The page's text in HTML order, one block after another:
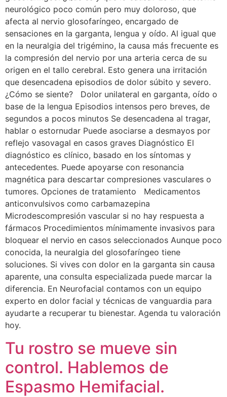
neurológico poco común pero muy doloroso, que
afecta al nervio glosofaríngeo, encargado de
sensaciones en la garganta, lengua y oído. Al igual que
en la neuralgia del trigémino, la causa más frecuente es
la compresión del nervio por una arteria cerca de su
origen en el tallo cerebral. Esto genera una irritación
que desencadena episodios de dolor súbito y severo.
¿Cómo se siente? Dolor unilateral en garganta, oído o
base de la lengua Episodios intensos pero breves, de
segundos a pocos minutos Se desencadena al tragar,
hablar o estornudar Puede asociarse a desmayos por
reflejo vasovagal en casos graves Diagnóstico El
diagnóstico es clínico, basado en los síntomas y
antecedentes. Puede apoyarse con resonancia
magnética para descartar compresiones vasculares o
tumores. Opciones de tratamiento Medicamentos
anticonvulsivos como carbamazepina
Microdescompresión vascular si no hay respuesta a
fármacos Procedimientos mínimamente invasivos para
bloquear el nervio en casos seleccionados Aunque poco
conocida, la neuralgia del glosofaríngeo tiene
soluciones. Si vives con dolor en la garganta sin causa
aparente, una consulta especializada puede marcar la
diferencia. En Neurofacial contamos con un equipo
experto en dolor facial y técnicas de vanguardia para
ayudarte a recuperar tu bienestar. Agenda tu valoración
hoy.
Tu rostro se mueve sin
control. Hablemos de
Espasmo Hemifacial.